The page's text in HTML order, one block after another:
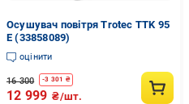
Осушувач повітря Trotec TTK 95
E (33858089)
оцінити
16 300 -3 301 ₴
12 999 ₴/шт.